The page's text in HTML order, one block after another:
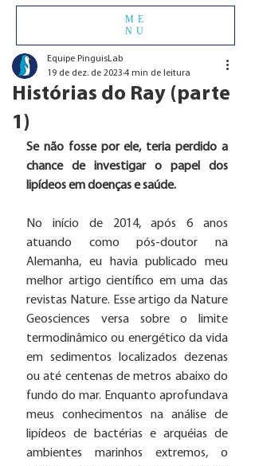
ME
NU
Histórias do Ray (parte
1)
Equipe PinguisLab
19 de dez. de 2023 4 min de leitura
Se não fosse por ele, teria perdido a
chance de investigar o papel dos
lipídeos em doenças e saúde.
No início de 2014, após 6 anos
atuando como pós-doutor na
Alemanha, eu havia publicado meu
melhor artigo científico em uma das
revistas Nature. Esse artigo da Nature
Geosciences versa sobre o limite
termodinâmico ou energético da vida
em sedimentos localizados dezenas
ou até centenas de metros abaixo do
fundo do mar. Enquanto aprofundava
meus conhecimentos na análise de
lipídeos de bactérias e arquéias de
ambientes marinhos extremos, o